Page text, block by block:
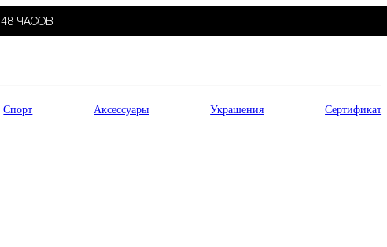
48 ЧАСОВ
Спорт Аксессуары Украшения Сертификат